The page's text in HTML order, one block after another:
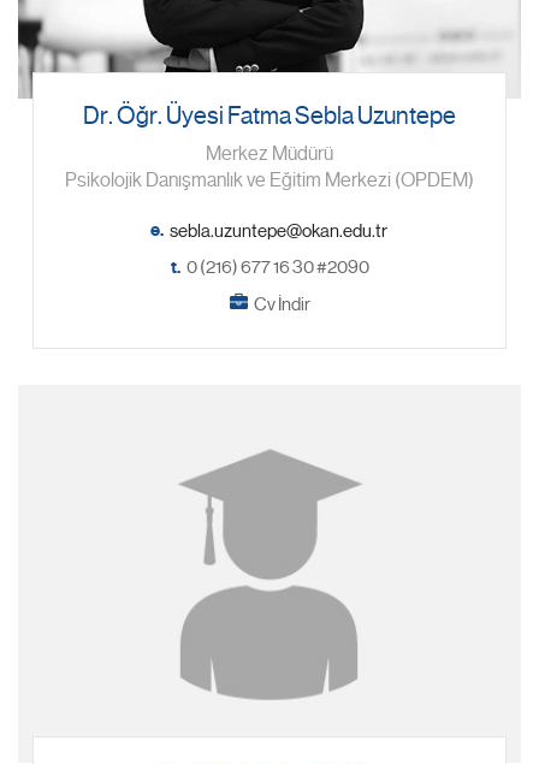
Dr. Öğr. Üyesi Fatma Sebla Uzuntepe
Merkez Müdürü
Psikolojik Danışmanlık ve Eğitim Merkezi (OPDEM)
e.
t. 0 (216) 677 16 30 #2090
Cv İndir